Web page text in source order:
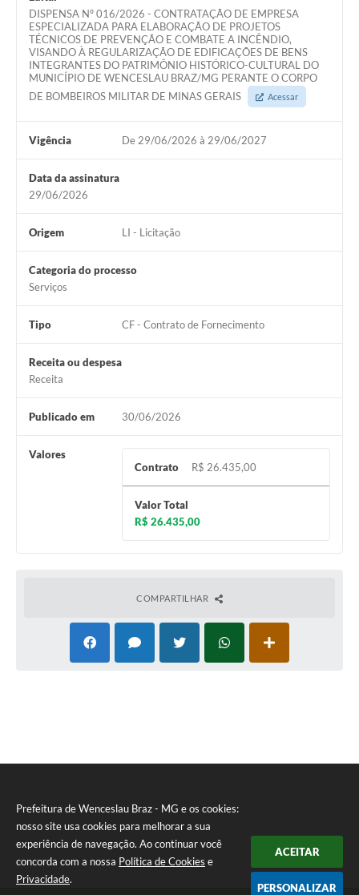
Prefeitura de Wenceslau Braz - MG e os cookies:
nosso site usa cookies para melhorar a sua
experiência de navegação. Ao continuar você
concorda com a nossa Política de Cookies e
Privacidade.
ACEITAR
PERSONALIZAR
DISPENSA Nº 016/2026 - CONTRATAÇÃO DE EMPRESA
ESPECIALIZADA PARA ELABORAÇÃO DE PROJETOS
TÉCNICOS DE PREVENÇÃO E COMBATE A INCÊNDIO,
VISANDO À REGULARIZAÇÃO DE EDIFICAÇÕES DE BENS
INTEGRANTES DO PATRIMÔNIO HISTÓRICO-CULTURAL DO
MUNICÍPIO DE WENCESLAU BRAZ/MG PERANTE O CORPO
DE BOMBEIROS MILITAR DE MINAS GERAIS
Acessar
Vigência De 29/06/2026 à 29/06/2027
Data da assinatura
29/06/2026
Origem LI - Licitação
Categoria do processo
Serviços
Tipo CF - Contrato de Fornecimento
Receita ou despesa
Receita
Publicado em 30/06/2026
Valores
Contrato
R$ 26.435,00
Valor Total
R$ 26.435,00
COMPARTILHAR